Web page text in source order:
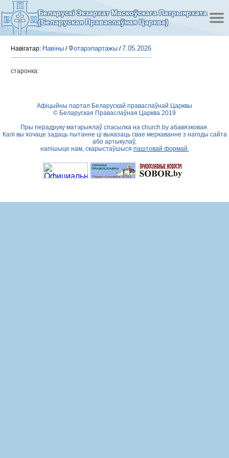
Беларускі Экзархат Маскоўскага Патрыярхата
(Беларуская Праваслаўная Царква)
Навігатар: Навіны /Фотарэпартажы /7.05.2026
старонка:
Афіцыйны партал Беларускай праваслаўнай Царквы
© Беларуская Праваслаўная Царква 2019
Пры перадруку матэрыялаў спасылка на church.by абавязковая.
Калі вы хочаце задаць пытанне ці выказаць свае меркаванне з нагоды сайта
або артыкулаў,
напішыце нам, скарыстаўшыся паштовай формай.